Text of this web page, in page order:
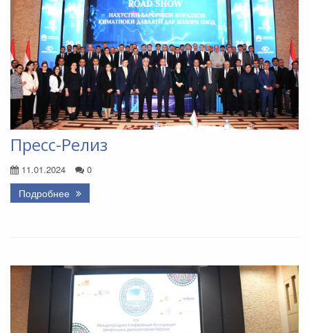
Пресс-Релиз
11.01.2024 0
Подробнее